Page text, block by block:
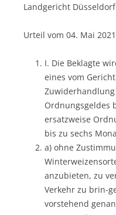
Landgericht Düsseldorf
Urteil vom 04. Mai
I. Die Beklagte
eines vom
Ordnungsgeldes
ersatzweise
bis zu sechs
a) ohne
anzubieten, zu
Verkehr zu brin-
vorstehend